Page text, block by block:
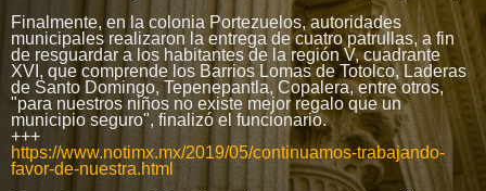
Finalmente, en la colonia Portezuelos, autoridades
municipales realizaron la entrega de cuatro patrullas, a fin
de resguardar a los habitantes de la región V, cuadrante
XVI, que comprende los Barrios Lomas de Totolco, Laderas
de Santo Domingo, Tepenepantla, Copalera, entre otros,
"para nuestros niños no existe mejor regalo que un
municipio seguro", finalizó el funcionario.
+++
https://www.notimx.mx/2019/05/continuamos-trabajando-
favor-de-nuestra.html